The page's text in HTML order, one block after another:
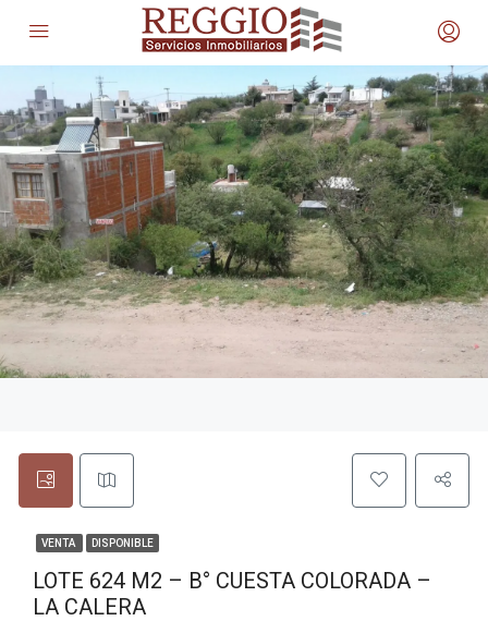
VENTA DISPONIBLE
LOTE 624 M2 – B° CUESTA COLORADA –
LA CALERA